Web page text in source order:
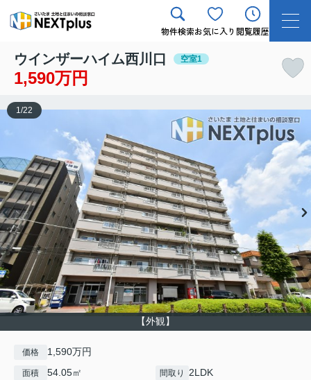
物件検索お気に入り 閲覧履歴
ウインザーハイム西川口 空室1
1,590万円
【外観】
1 /22
価格 1,590万円
面積 54.05㎡ 間取り 2LDK